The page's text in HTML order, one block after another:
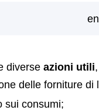
diverse azioni utili
delle forniture di
sui consumi;